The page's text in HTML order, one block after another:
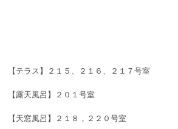
【テラス】２１５、２１６、２１７号室
【露天風呂】２０１号室
【天窓風呂】２１８，２２０号室